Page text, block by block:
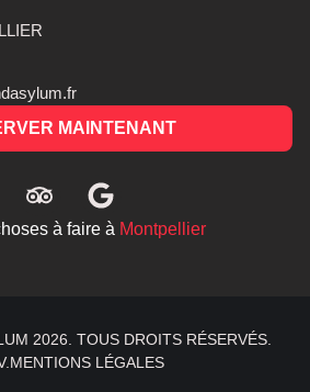
MAINTENANT
à faire à Montpellier
2026. TOUS DROITS RÉSERVÉS.
MENTIONS LÉGALES